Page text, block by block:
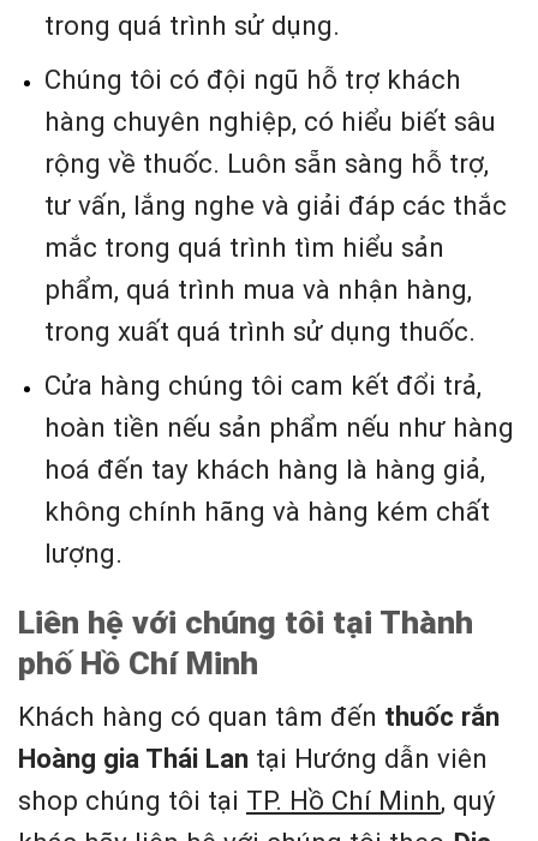
trong quá trình sử dụng.
Chúng tôi có đội ngũ hỗ trợ khách
hàng chuyên nghiệp, có hiểu biết sâu
rộng về thuốc. Luôn sẵn sàng hỗ trợ,
tư vấn, lắng nghe và giải đáp các thắc
mắc trong quá trình tìm hiểu sản
phẩm, quá trình mua và nhận hàng,
trong xuất quá trình sử dụng thuốc.
Cửa hàng chúng tôi cam kết đổi trả,
hoàn tiền nếu sản phẩm nếu như hàng
hoá đến tay khách hàng là hàng giả,
không chính hãng và hàng kém chất
lượng.
Liên hệ với chúng tôi tại Thành
phố Hồ Chí Minh
Khách hàng có quan tâm đến thuốc rắn
Hoàng gia Thái Lan tại Hướng dẫn viên
shop chúng tôi tại TP. Hồ Chí Minh, quý